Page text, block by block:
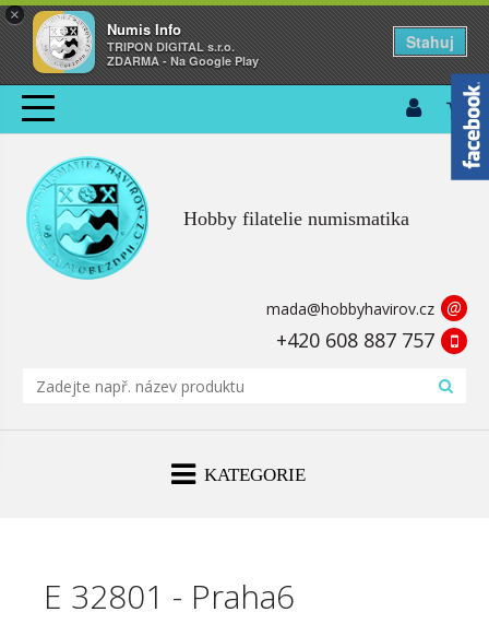
×
Numis Info
TRIPON DIGITAL s.r.o.
ZDARMA - Na Google Play
Stahuj
Hobby filatelie numismatika
mada@hobbyhavirov.cz @
+420 608 887 757
KATEGORIE
E 32801 - Praha6